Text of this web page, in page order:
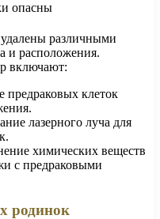
различными
и расположения.
включают:
предраковых клеток
лазерного луча для
химических веществ
с предраковыми
родинок